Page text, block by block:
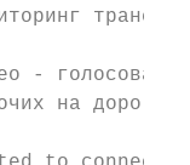
голосовая и
на дороге